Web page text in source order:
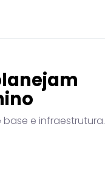
e infraestrutura.